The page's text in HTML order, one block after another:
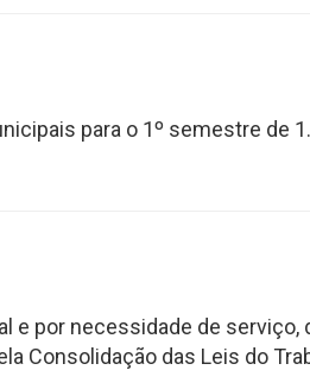
para o 1º semestre de
e por necessidade de serviço,
Consolidação das Leis do